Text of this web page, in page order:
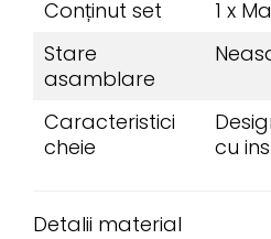
Conținut set
1 x
Stare
asamblare
Caracteristici
cheie
cu
Detalii material